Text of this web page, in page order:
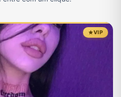
Figurinhas e Stickers Filmes e Séries
Games e Jogos
VIP